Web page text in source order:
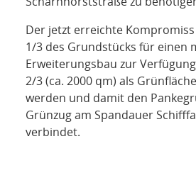
Der jetzt erreichte
1/3 des Grundstücks für einen
Erweiterungsbau zur
2/3 (ca. 2000 qm) als
werden und damit den
Grünzug am Spandauer
verbindet.